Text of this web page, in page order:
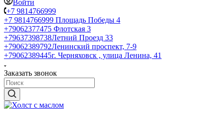
Войти
+7 9814766999
+7 9814766999 Площадь Победы 4
+79062377475 Флотская 3
+79637398738Летний Проезд 33
+79062389792Ленинский проспект, 7-9
+79062389445г. Черняховск , улица Ленина, 41
Заказать звонок